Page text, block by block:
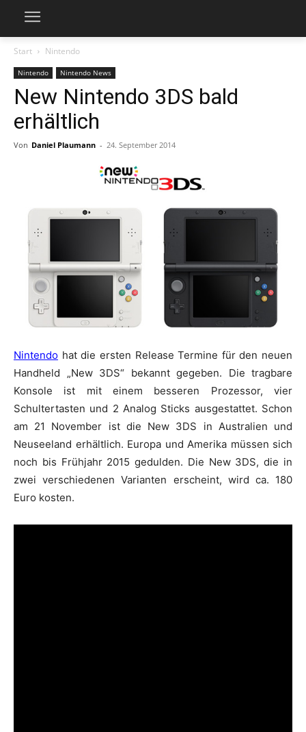
Start Nintendo
Nintendo Nintendo News
New Nintendo 3DS bald
erhältlich
Von Daniel Plaumann - 24. September 2014
Nintendo hat die ersten Release Termine für den neuen
Handheld „New 3DS“ bekannt gegeben. Die tragbare
Konsole ist mit einem besseren Prozessor, vier
Schultertasten und 2 Analog Sticks ausgestattet. Schon
am 21 November ist die New 3DS in Australien und
Neuseeland erhältlich. Europa und Amerika müssen sich
noch bis Frühjahr 2015 gedulden. Die New 3DS, die in
zwei verschiedenen Varianten erscheint, wird ca. 180
Euro kosten.